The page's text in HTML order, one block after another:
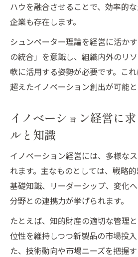
ハウを融合させることで、効率的
企業も存在します。
シュンペーター理論を経営に活か
の統合」を意識し、組織内外のリ
軟に活用する姿勢が必要です。こ
超えたイノベーション創出が可能と
イノベーション経営に
ルと知識
イノベーション経営には、多様な
れます。主なものとしては、戦略
基礎知識、リーダーシップ、変化
分野との連携力が挙げられます。
たとえば、知的財産の適切な管理
位性を維持しつつ新製品の市場投
た、技術動向や市場ニーズを把握